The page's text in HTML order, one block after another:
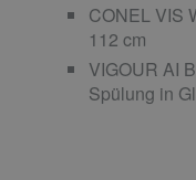
CONEL VIS
112 cm
VIGOUR AI
Spülung in